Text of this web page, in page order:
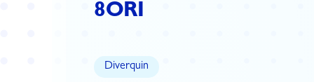
8ORI
Diverquin